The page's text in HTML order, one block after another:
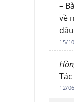
–
về
15/
12/